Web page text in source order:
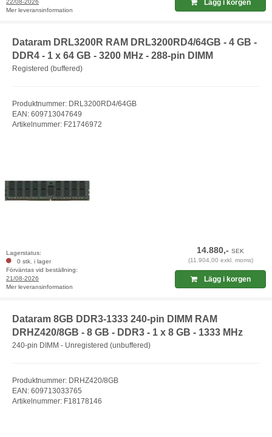
Mer leveransinformation
Lägg i korgen
Dataram DRL3200R RAM DRL3200RD4/64GB - 4 GB -
DDR4 - 1 x 64 GB - 3200 MHz - 288-pin DIMM
Registered (buffered)
Produktnummer: DRL3200RD4/64GB
EAN: 609713047649
Artikelnummer: F21746972
Lagerstatus:
0 stk. i lager
Förväntas vid beställning:
21/08-2026
Mer leveransinformation
14.880,-SEK
(11.904,00 exkl. moms)
Lägg i korgen
Dataram 8GB DDR3-1333 240-pin DIMM RAM
DRHZ420/8GB - 8 GB - DDR3 - 1 x 8 GB - 1333 MHz
240-pin DIMM - Unregistered (unbuffered)
Produktnummer: DRHZ420/8GB
EAN: 609713033765
Artikelnummer: F18178146